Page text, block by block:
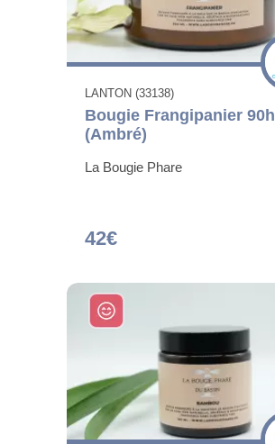
LANTON (33138)
Bougie Frangipanier 90h
(Ambré)
La Bougie Phare
42€